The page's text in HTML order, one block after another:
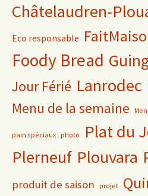
Châtelaudren-
Eco responsable
Foody Bread
Jour Férié Lanrodec
Menu de la semaine
pain spéciaux photo Plat du
Plerneuf Plouvara
produit de saison projet